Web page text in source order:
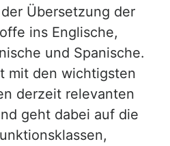
Übersetzung der
ins Englische,
und Spanische.
mit den wichtigsten
derzeit relevanten
geht dabei auf die